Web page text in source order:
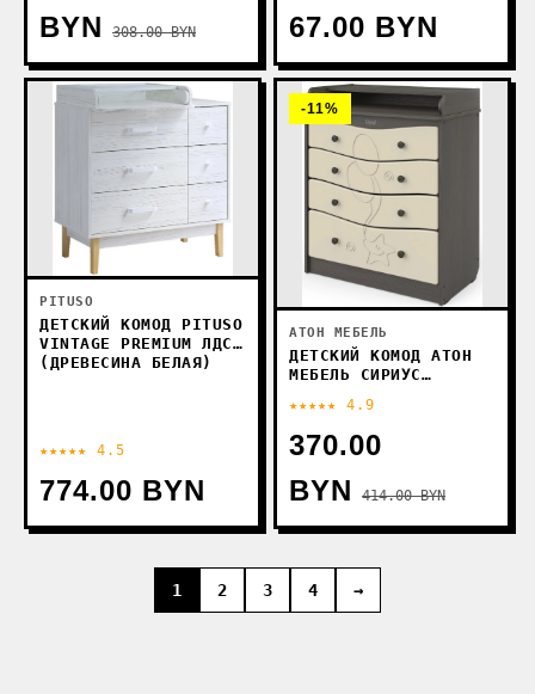
BYN
308.00 BYN 67.00 BYN
PITUSO
ДЕТСКИЙ КОМОД PITUSO
VINTAGE PREMIUM ЛДСП
(ДРЕВЕСИНА БЕЛАЯ)
★★★★★ 4.5
774.00 BYN
-11%
АТОН МЕБЕЛЬ
ДЕТСКИЙ КОМОД АТОН
МЕБЕЛЬ СИРИУС
СЛОНОВАЯ КОСТЬ)
★★★★★ 4.9
370.00
BYN
414.00 BYN
1 2 3 4 →